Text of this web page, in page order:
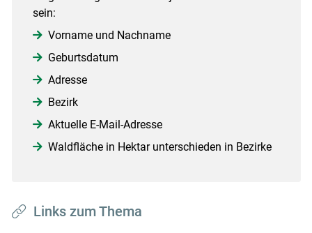
sein:
Vorname und Nachname
Geburtsdatum
Adresse
Bezirk
Aktuelle E-Mail-Adresse
Waldfläche in Hektar unterschieden in Bezirke
Links zum Thema